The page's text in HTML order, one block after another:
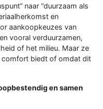
naar “duurzaam als
en
aankoopkeuzes van
vooral verduurzamen,
of het milieu. Maar ze
biedt of omdat dit
en samen